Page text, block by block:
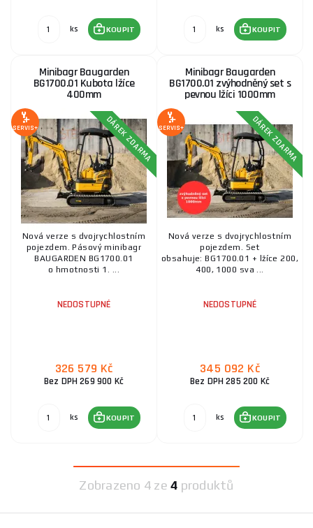
ks KOUPIT ks KOUPIT
Minibagr Baugarden
BG1700.01 Kubota lžíce
400mm
SERVIS+ DÁREK ZDARMA
Nová verze s dvojrychlostním
pojezdem. Pásový minibagr
BAUGARDEN BG1700.01
o hmotnosti 1. ...
NEDOSTUPNÉ
326 579 Kč
Bez DPH 269 900 Kč
ks KOUPIT
Minibagr Baugarden
BG1700.01 zvýhodněný set s
pevnou lžíci 1000mm
SERVIS+ DÁREK ZDARMA
Nová verze s dvojrychlostním
pojezdem. Set
obsahuje: BG1700.01 + lžíce 200,
400, 1000 sva ...
NEDOSTUPNÉ
345 092 Kč
Bez DPH 285 200 Kč
ks KOUPIT
Zobrazeno 4 ze4 produktů